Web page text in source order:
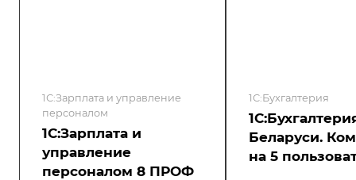
1С:Зарплата и управление
персоналом
1С:Зарплата и
управление
персоналом 8 ПРОФ
1С:Бухгалтерия
Беларуси.
на 5